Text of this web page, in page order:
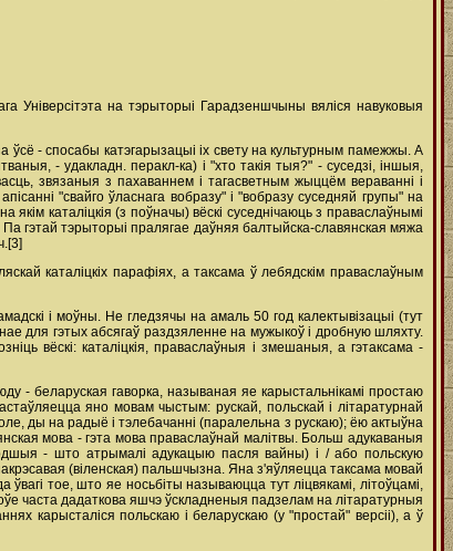
Універсітэта на тэрыторыі Гарадзеншчыны вяліся навуковыя
- спосабы катэгарызацыі іх свету на культурным памежжы. А
- удакладн. перакл-ка) і "хто такія тыя?" - суседзі, іншыя,
звязаныя з пахаваннем і тагасветным жыццём вераванні і
"свайго ўласнага вобразу" і "вобразу суседняй групы" на
каталіцкія (з поўначы) вёскі суседнічаюць з праваслаўнымі
гэтай тэрыторыі пралягае даўняя балтыйска-славянская мяжа
каталіцкіх парафіях, а таксама ў лебядскім праваслаўным
і моўны. Не гледзячы на амаль 50 год калектывізацыі (тут
для гэтых абсягаў раздзяленне на мужыкоў і дробную шляхту.
вёскі: каталіцкія, праваслаўныя і змешаныя, а гэтаксама -
- беларуская гаворка, называная яе карыстальнікамі простаю
яно мовам чыстым: рускай, польскай і літаратурнай
ды на радыё і тэлебачанні (паралельна з рускаю); ёю актыўна
мова - гэта мова праваслаўнай малітвы. Больш адукаваныя
- што атрымалі адукацыю пасля вайны) і / або польскую
(віленская) пальшчызна. Яна з'яўляецца таксама мовай
тое, што яе носьбіты называюцца тут ліцвякамі, літоўцамі,
часта дадаткова яшчэ ўскладненыя падзелам на літаратурныя
карысталіся польскаю і беларускаю (у "простай" версіі), а ў